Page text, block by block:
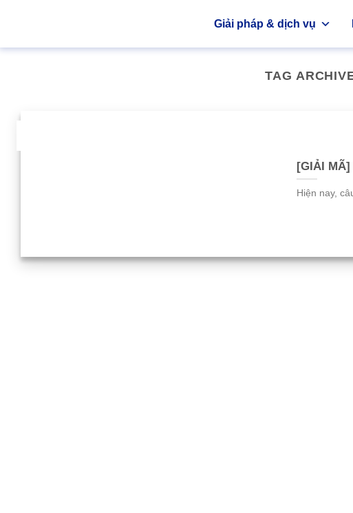
Giải pháp & dịch vụ
TAG
[GIẢI
Hiện nay,